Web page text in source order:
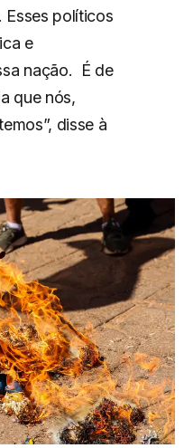
Esses políticos
e
nação. É de
que nós,
disse à